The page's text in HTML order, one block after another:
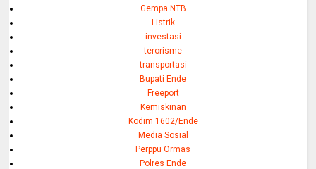
Gempa NTB
Listrik
investasi
terorisme
transportasi
Bupati Ende
Freeport
Kemiskinan
Kodim 1602/Ende
Media Sosial
Perppu Ormas
Polres Ende